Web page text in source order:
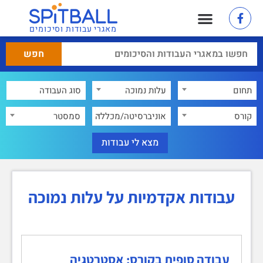
מאגרי עבודות וסיכומים
תחום
עלות נמוכה
קורס
אוניברסיטה/מכללה סמסטר
עבודות אקדמיות על עלות נמוכה
עבודה סופית בקורס: אסטרטגיה